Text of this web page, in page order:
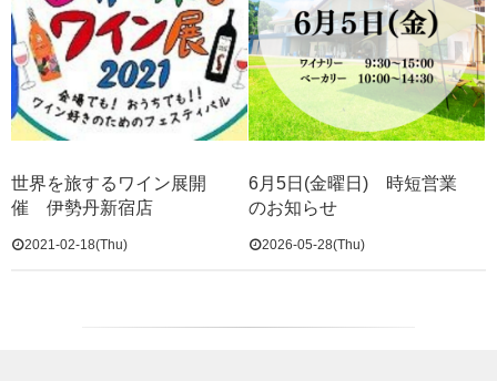
世界を旅するワイン展開
催 伊勢丹新宿店
2021-02-18(Thu)
6月5日(金曜日) 時短営業
のお知らせ
2026-05-28(Thu)